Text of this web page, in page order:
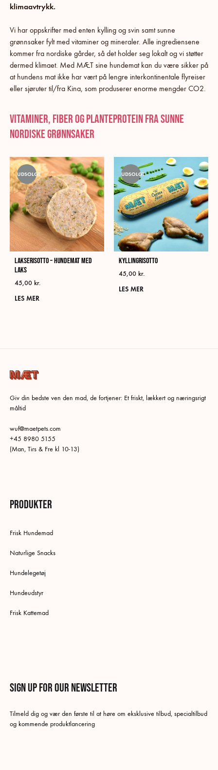
klimaavtrykk.
Vi har oppskrifter med enten kylling og svin samt sunne
grønnsaker fylt med vitaminer og mineraler. Alle ingrediensene
kommer fra nordiske gårder, så det holder seg lokalt og vi støtter
dermed klimaet. Med MÆT sine hundemat kan du være sikker på
at hundens mat ikke har vært på lengre interkontinentale flyreiser
eller sjøruter til/fra Kina, som produserer enorme mengder CO2.
Vitaminer, fiber og planteprotein fra sunne
nordiske grønnsaker
UDSOLGT
Lakserisotto – Hundemat med
laks
45,00 kr.
LES MER
UDSOLGT
Kyllingrisotto
45,00 kr.
LES MER
Giv din bedste ven den mad, de fortjener: Et friskt, lækkert og næringsrigt
måltid
wuf@maetpets.com
+45 8980 5155
(Man, Tirs & Fre kl 10-13)
Produkter
Frisk Hundemad
Naturlige Snacks
Hundelegetøj
Hundeudstyr
Frisk Kattemad
Sign up for our newsletter
Tilmeld dig og vær den første til at høre om eksklusive tilbud, specialtilbud
og kommende produktlancering
Norsk bokmål
Danish